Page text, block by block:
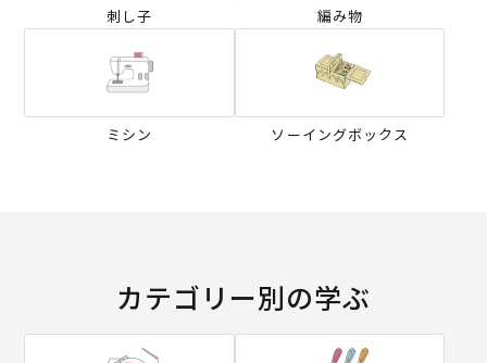
刺し子 編み物
ミシン ソーイングボックス
カテゴリー別の学ぶ